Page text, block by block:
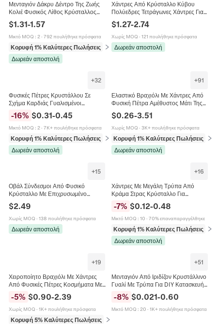
Μενταγιόν Δάκρυ Δέντρο Της Ζωής
Κολιέ Φυσικός Λίθος Κρύσταλλος
Χειροποίητο Σύρμα Κοσμήματα
Ενέργειας Για Γυναίκες
$1.31-1.57
Μικτό MOQ : 2· 792 πουλήθηκε πρόσφατα
Κορυφή 1% Καλύτερες Πωλήσεις
σε Κολιέ
Δωρεάν αποστολή
Χάντρες Από Κρύσταλλο Κύβου
Πολύεδρες Τετράγωνες Χάντρες Για
Κατασκευή Κοσμημάτων DIY
Χειροτεχνία Πολύχρωμο
$1.27-2.74
Χωρίς MOQ · 121 πουλήθηκε πρόσφατα
Δωρεάν αποστολή
+32
Φυσικές Πέτρες Κρυστάλλου Σε
Σχήμα Καρδιάς Γυαλισμένοι
Διαλογισμό Διακόσμηση Σπιτιού
-16% $0.31-0.45
Μικτό MOQ : 2· 7K+ πουλήθηκε πρόσφατα
Κορυφή 1% Καλύτερες Πωλήσεις
σε Εξαρτήματα κοσμημάτων
Δωρεάν αποστολή
+91
Ελαστικό Βραχιόλι Με Χάντρες Από
Φυσική Πέτρα Αμέθυστος Μάτι Της
Γυναίκες Άνδρες Κρύσταλλο
$0.26-3.51
Χωρίς MOQ · 3K+ πουλήθηκε πρόσφατα
Κορυφή 1% Καλύτερες Πωλήσεις
σε
Δωρεάν αποστολή
+15
Οβάλ Σύνδεσμοι Από Φυσικό
Κρύσταλλο Με Επιχρυσωμένο
Χάλκινο Περίγραμμα Διπλές Θηλιές
Για Κατασκευή Κοσμημάτων DIY
$2.49
Χωρίς MOQ · 138 πουλήθηκε πρόσφατα
Δωρεάν αποστολή
+16
Χάντρες Με Μεγάλη Τρύπα Από
Κράμα Στρας Κρύσταλλο Για
Κατασκευή Κοσμημάτων Βραχιόλι
DIY Ευρωπαϊκού Στυλ
-7% $0.12-0.48
Μικτό MOQ : 10 · 70% επαναπαραγγέλθηκε
Κορυφή 1% Καλύτερες Πωλήσεις
σε
Δωρεάν αποστολή
+19
Χειροποίητο Βραχιόλι Με Χάντρες
Από Φυσικές Πέτρες Κοσμήματα Με
Θεραπευτικούς Κρυστάλλους Δώρο
Με Κάρτα Unisex
-5% $0.90-2.39
Χωρίς MOQ · 1K+ πουλήθηκε πρόσφατα
Κορυφή 5% Καλύτερες Πωλήσεις
σε Βραχιόλια
+51
Μενταγιόν Από Ιριδίζον Κρυστάλλινο
Γυαλί Με Τρύπα Για DIY Κατασκευή
Κοσμημάτων Καρδιά Αστέρι
Πεταλούδα Φεγγάρι
-8% $0.021-0.60
Μικτό MOQ : 20 · 1K+ πουλήθηκε πρόσφατα